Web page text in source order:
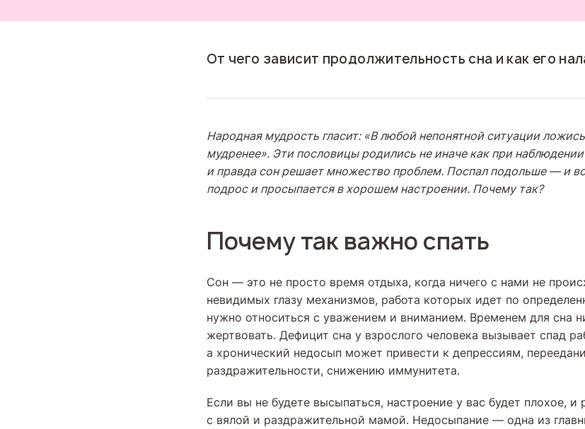
От чего зависит продолжительность сна и как его
Народная мудрость гласит: «В любой непонятной ситуации
мудренее». Эти пословицы родились не иначе как при
и правда сон решает множество проблем. Поспал подольше — и
подрос и просыпается в хорошем настроении. Почему так?
Почему так важно спать
Сон — это не просто время отдыха, когда ничего с нами не
невидимых глазу механизмов, работа которых идет по
нужно относиться с уважением и вниманием. Временем для сна
жертвовать. Дефицит сна у взрослого человека вызывает спад
а хронический недосып может привести к депрессиям,
раздражительности, снижению иммунитета.
Если вы не будете высыпаться, настроение у вас будет плохое, и
с вялой и раздражительной мамой. Недосыпание — одна из